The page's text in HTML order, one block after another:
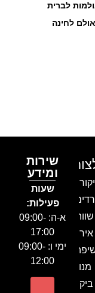
לברית
אולם לחינה
בגן
–
שווה!!
אירוע
זיו
מנור
ביקור
שירות
ומידע
שעות
פעילות:
א-ה: 09:00-
17:00
ימי ו: 09:00-
12:00